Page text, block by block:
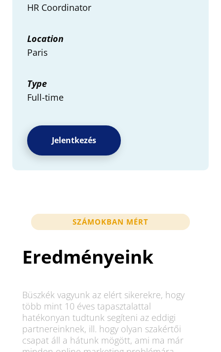
HR Coordinator
Location
Paris
Type
Full-time
Jelentkezés
SZÁMOKBAN MÉRT
Eredményeink
Büszkék vagyunk az elért sikerekre, hogy
több mint 10 éves tapasztalattal
hatékonyan tudtunk segíteni az eddigi
partnereinknek, ill. hogy olyan szakértői
csapat áll a hátunk mögött, ami ma már